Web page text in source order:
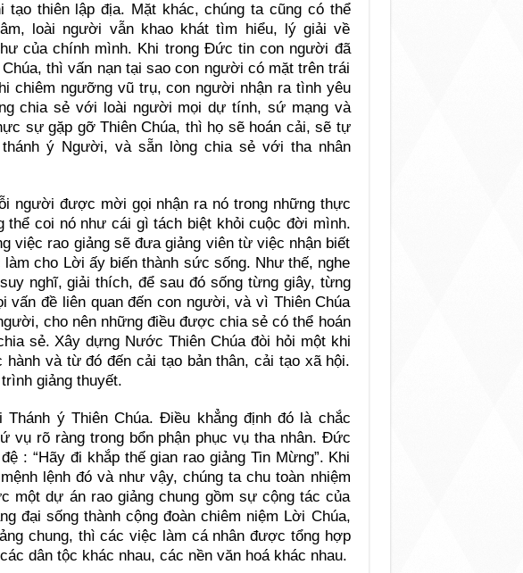
thiên lập địa. Mặt khác, chúng ta cũng có thể
loài người vẫn khao khát tìm hiểu, lý giải về
của chính mình. Khi trong Ðức tin con người đã
thì vấn nạn tại sao con người có mặt trên trái
chiêm ngưỡng vũ trụ, con người nhận ra tình yêu
chia sẻ với loài người mọi dự tính, sứ mạng và
sự gặp gỡ Thiên Chúa, thì họ sẽ hoán cải, sẽ tự
ý Người, và sẵn lòng chia sẻ với tha nhân
người được mời gọi nhận ra nó trong những thực
thể coi nó như cái gì tách biệt khỏi cuộc đời mình.
việc rao giảng sẽ đưa giảng viên từ việc nhận biết
cho Lời ấy biến thành sức sống. Như thế, nghe
nghĩ, giải thích, để sau đó sống từng giây, từng
vấn đề liên quan đến con người, và vì Thiên Chúa
cho nên những điều được chia sẻ có thể hoán
sẻ. Xây dựng Nước Thiên Chúa đòi hỏi một khi
và từ đó đến cải tạo bản thân, cải tạo xã hội.
giảng thuyết.
Thánh ý Thiên Chúa. Ðiều khẳng định đó là chắc
vụ rõ ràng trong bổn phận phục vụ tha nhân. Ðức
: “Hãy đi khắp thế gian rao giảng Tin Mừng”. Khi
lệnh đó và như vậy, chúng ta chu toàn nhiệm
một dự án rao giảng chung gồm sự cộng tác của
đại sống thành cộng đoàn chiêm niệm Lời Chúa,
chung, thì các việc làm cá nhân được tổng hợp
dân tộc khác nhau, các nền văn hoá khác nhau.